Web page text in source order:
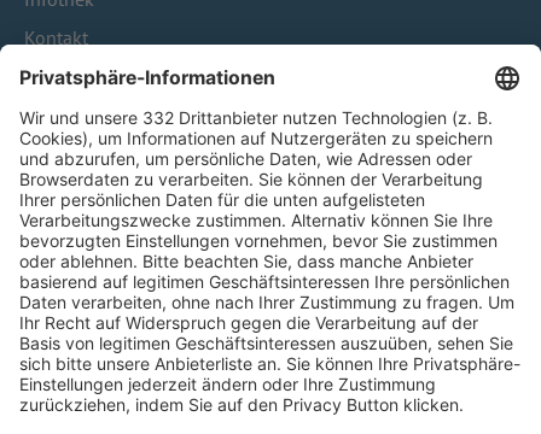
Kontakt
HÄUFIG BESUCHTE SEITEN
Pässe und Vereinswechsel
Trainerausbildung
Schulungsangebot Vereinsmitarbeiter
BFV-Geschäftsstellen
Trainerbörse
Login SpielPlus
FOLGE DEM BFV